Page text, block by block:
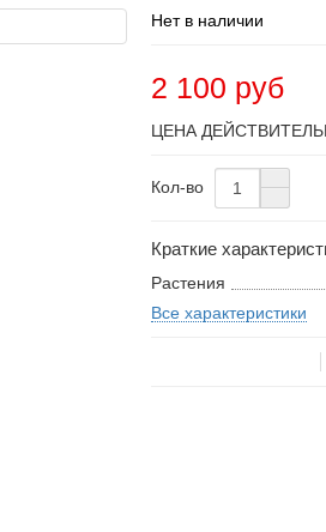
Нет в наличии
2 100 руб
ЦЕНА
Кол-во
Краткие
Растения
Все характеристики